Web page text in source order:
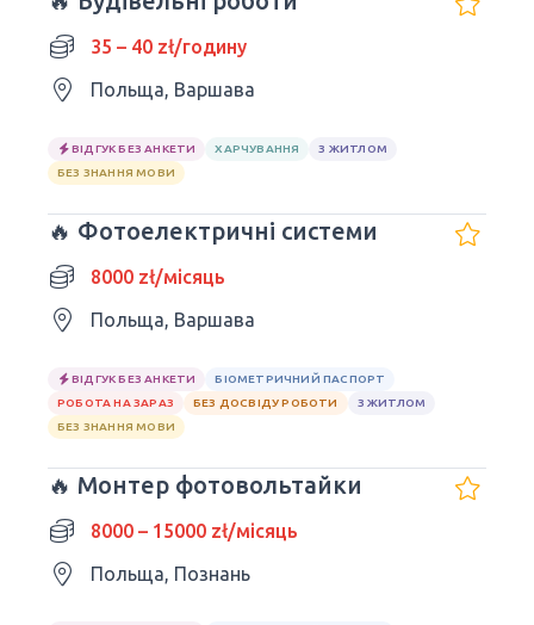
35 – 40 zł/годину
Польща, Варшава
ВІДГУК БЕЗ АНКЕТИ ХАРЧУВАННЯ
З ЖИТЛОМ
БЕЗ ЗНАННЯ МОВИ
🔥 Фотоелектричні системи
8000 zł/місяць
Польща, Варшава
ВІДГУК БЕЗ АНКЕТИ
БІОМЕТРИЧНИЙ ПАСПОРТ
РОБОТА НА ЗАРАЗ
БЕЗ ДОСВІДУ РОБОТИ
З ЖИТЛОМ
БЕЗ ЗНАННЯ МОВИ
🔥 Монтер фотовольтайки
8000 – 15000 zł/місяць
Польща, Познань